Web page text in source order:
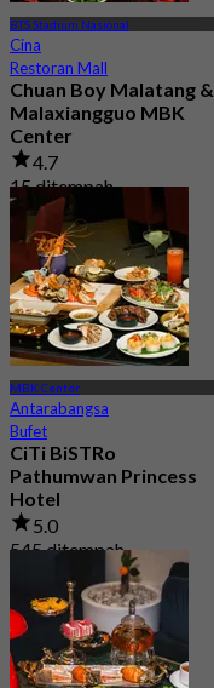
BTS Stadium Nasional
Cina
Restoran Mall
Chuan Boy Malatang &
Malaxiangguo MBK
Center
4.7
15 ditempah
Dari฿ 299.5
MBK Center
Antarabangsa
Bufet
CiTi BiSTRo
Pathumwan Princess
Hotel
5.0
545 ditempah